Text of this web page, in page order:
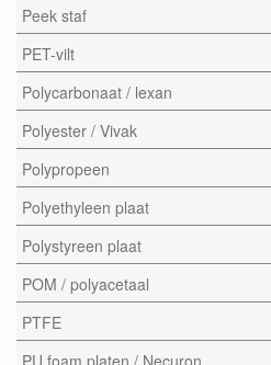
Peek staf
PET-vilt
Polycarbonaat / lexan
Polyester / Vivak
Polypropeen
Polyethyleen plaat
Polystyreen plaat
POM / polyacetaal
PTFE
PU foam platen / Necuron